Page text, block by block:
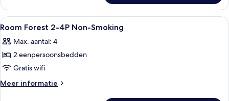
Non-
Smoking
laden
DOORS
View
Bath
Non-
Smoking
Alle
foto's
voor
Room
Forest
2-
Een bureau, verduisterende
1
Room Forest 2-4P Non-Smoking
Max. aantal: 4
2 eenpersoonsbedden
Gratis wifi
Meer informatie
Meer